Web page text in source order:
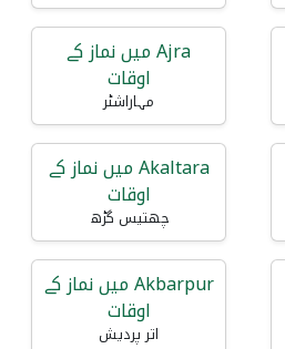
Ajra میں نماز کے
اوقات
مہاراشٹر
Akaltara میں نماز کے
اوقات
چھتیس گڑھ
Akbarpur میں نماز کے
اوقات
اتر پردیش